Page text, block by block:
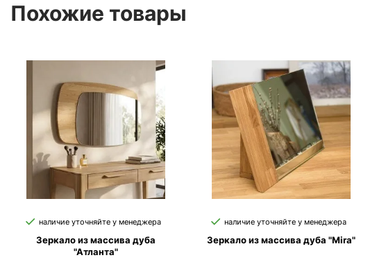
Похожие товары
наличие уточняйте у менеджера
Зеркало из массива дуба
"Атланта"
наличие уточняйте у менеджера
Зеркало из массива дуба "Mira"